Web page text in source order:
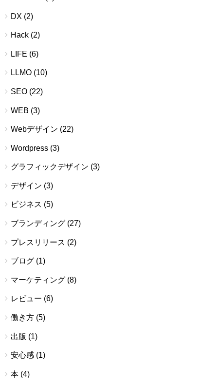
DX (2)
Hack (2)
LIFE (6)
LLMO (10)
SEO (22)
WEB (3)
Webデザイン (22)
Wordpress (3)
グラフィックデザイン (3)
デザイン (3)
ビジネス (5)
ブランディング (27)
プレスリリース (2)
ブログ (1)
マーケティング (8)
レビュー (6)
働き方 (5)
出版 (1)
安心感 (1)
本 (4)